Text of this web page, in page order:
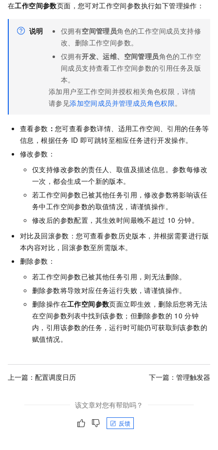
在工作空间参数页面，您可对工作空间参数执行如下管理操作：
说明 仅拥有空间管理员角色的工作空间成员支持修
改、删除工作空间参数。
仅拥有开发、运维、空间管理员角色的工作空
间成员支持查看工作空间参数的引用任务及版
本。
添加用户至工作空间并授权相关角色权限，详情
请参见添加空间成员并管理成员角色权限。
查看参数 ：您可查看参数详情、适用工作空间、引用的任务等
信息，根据任务 ID 即可跳转至相应任务进行开发操作。
修改参数：
仅支持修改参数的责任人、取值及描述信息。参数每修改
一次，都会生成一个新的版本。
若工作空间参数已被其他任务引用，修改参数将影响该任
务中工作空间参数的取值情况，请谨慎操作。
修改后的参数配置，其生效时间最晚不超过 10 分钟。
对比及回滚参数：您可查看参数历史版本，并根据需要进行版
本内容对比，回滚参数至所需版本。
删除参数：
若工作空间参数已被其他任务引用，则无法删除。
删除参数将导致对应任务运行失败，请谨慎操作。
删除操作在工作空间参数页面立即生效，删除后您将无法
在空间参数列表中找到该参数；但删除参数的 10 分钟
内，引用该参数的任务，运行时可能仍可获取到该参数的
赋值情况。
上一篇： 配置调度日历 下一篇： 管理触发器
该文章对您有帮助吗？
反馈